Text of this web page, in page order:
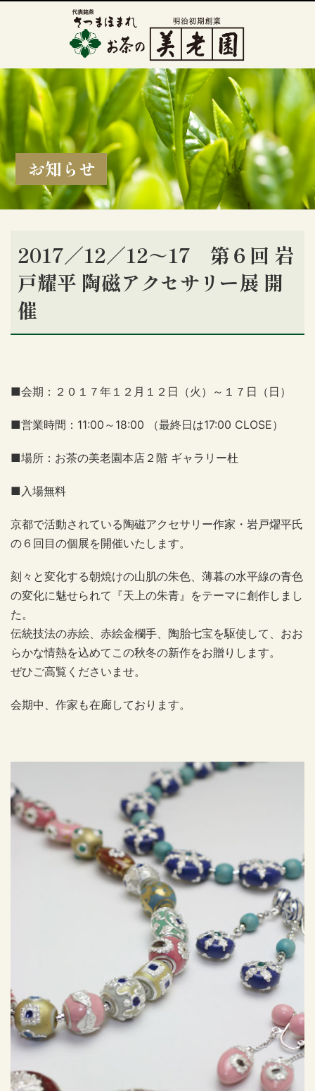
お知らせ
2017／12／12～17 第６回 岩
戸耀平 陶磁アクセサリー展 開
催
■会期：２０１７年１２月１２日（火）～１７日（日）
■営業時間：11:00～18:00 （最終日は17:00 CLOSE）
■場所：お茶の美老園本店２階 ギャラリー杜
■入場無料
京都で活動されている陶磁アクセサリー作家・岩戸燿平氏
の６回目の個展を開催いたします。
刻々と変化する朝焼けの山肌の朱色、薄暮の水平線の青色
の変化に魅せられて『天上の朱青』をテーマに創作しまし
た。
伝統技法の赤絵、赤絵金欄手、陶胎七宝を駆使して、おお
らかな情熱を込めてこの秋冬の新作をお贈りします。
ぜひご高覧くださいませ。
会期中、作家も在廊しております。